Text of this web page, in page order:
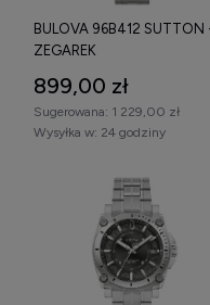
BULOVA 96B412 SUTTON
ZEGAREK
899,00 zł
Wysyłka w: 24 godziny
Sugerowana: 1 229,00 zł